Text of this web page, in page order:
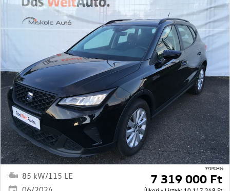
973/02436
85 kW/115 LE
7 319 000 Ft